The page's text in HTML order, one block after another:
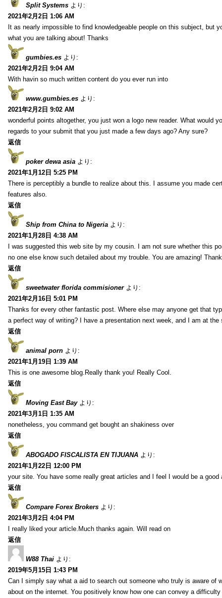
Split Systems より:
2021年2月2日 1:06 AM
It as nearly impossible to find knowledgeable people on this subject, but
what you are talking about! Thanks
gumbies.es より:
2021年2月2日 9:04 AM
With havin so much written content do you ever run into
www.gumbies.es より:
2021年2月2日 9:02 AM
wonderful points altogether, you just won a logo new reader. What would
regards to your submit that you just made a few days ago? Any sure?
返信
poker dewa asia より:
2021年1月12日 5:25 PM
There is perceptibly a bundle to realize about this. I assume you made
features also.
返信
Ship from China to Nigeria より:
2021年1月28日 4:38 AM
I was suggested this web site by my cousin. I am not sure whether this
no one else know such detailed about my trouble. You are amazing!
返信
sweetwater florida commisioner より:
2021年2月16日 5:01 PM
Thanks for every other fantastic post. Where else may anyone get that
a perfect way of writing? I have a presentation next week, and I am at the
返信
animal porn より:
2021年1月19日 1:39 AM
This is one awesome blog.Really thank you! Really Cool.
返信
Moving East Bay より:
2021年3月1日 1:35 AM
nonetheless, you command get bought an shakiness over
返信
ABOGADO FISCALISTA EN TIJUANA より:
2021年1月22日 12:00 PM
your site. You have some really great articles and I feel I would be a good
返信
Compare Forex Brokers より:
2021年3月2日 4:04 PM
I really liked your article.Much thanks again. Will read on
返信
W88 Thai より:
2019年5月15日 1:43 PM
Can I simply say what a aid to search out someone who truly is aware of
about on the internet. You positively know how one can convey a